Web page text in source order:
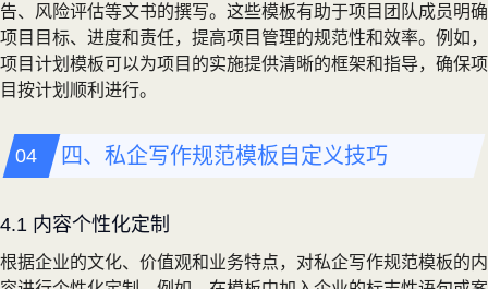
告、风险评估等文书的撰写。这些模板有助于项目团队成员明确
项目目标、进度和责任，提高项目管理的规范性和效率。例如，
项目计划模板可以为项目的实施提供清晰的框架和指导，确保项
目按计划顺利进行。
四、私企写作规范模板自定义技巧
4.1 内容个性化定制
根据企业的文化、价值观和业务特点，对私企写作规范模板的内